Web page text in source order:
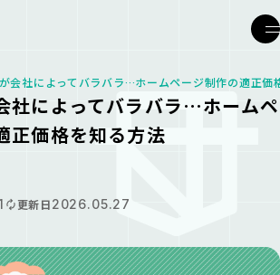
会社によってバラバラ…ホームページ制作の適正価
社によってバラバラ…ホームペ
正価格を知る方法
更新日2026.05.27